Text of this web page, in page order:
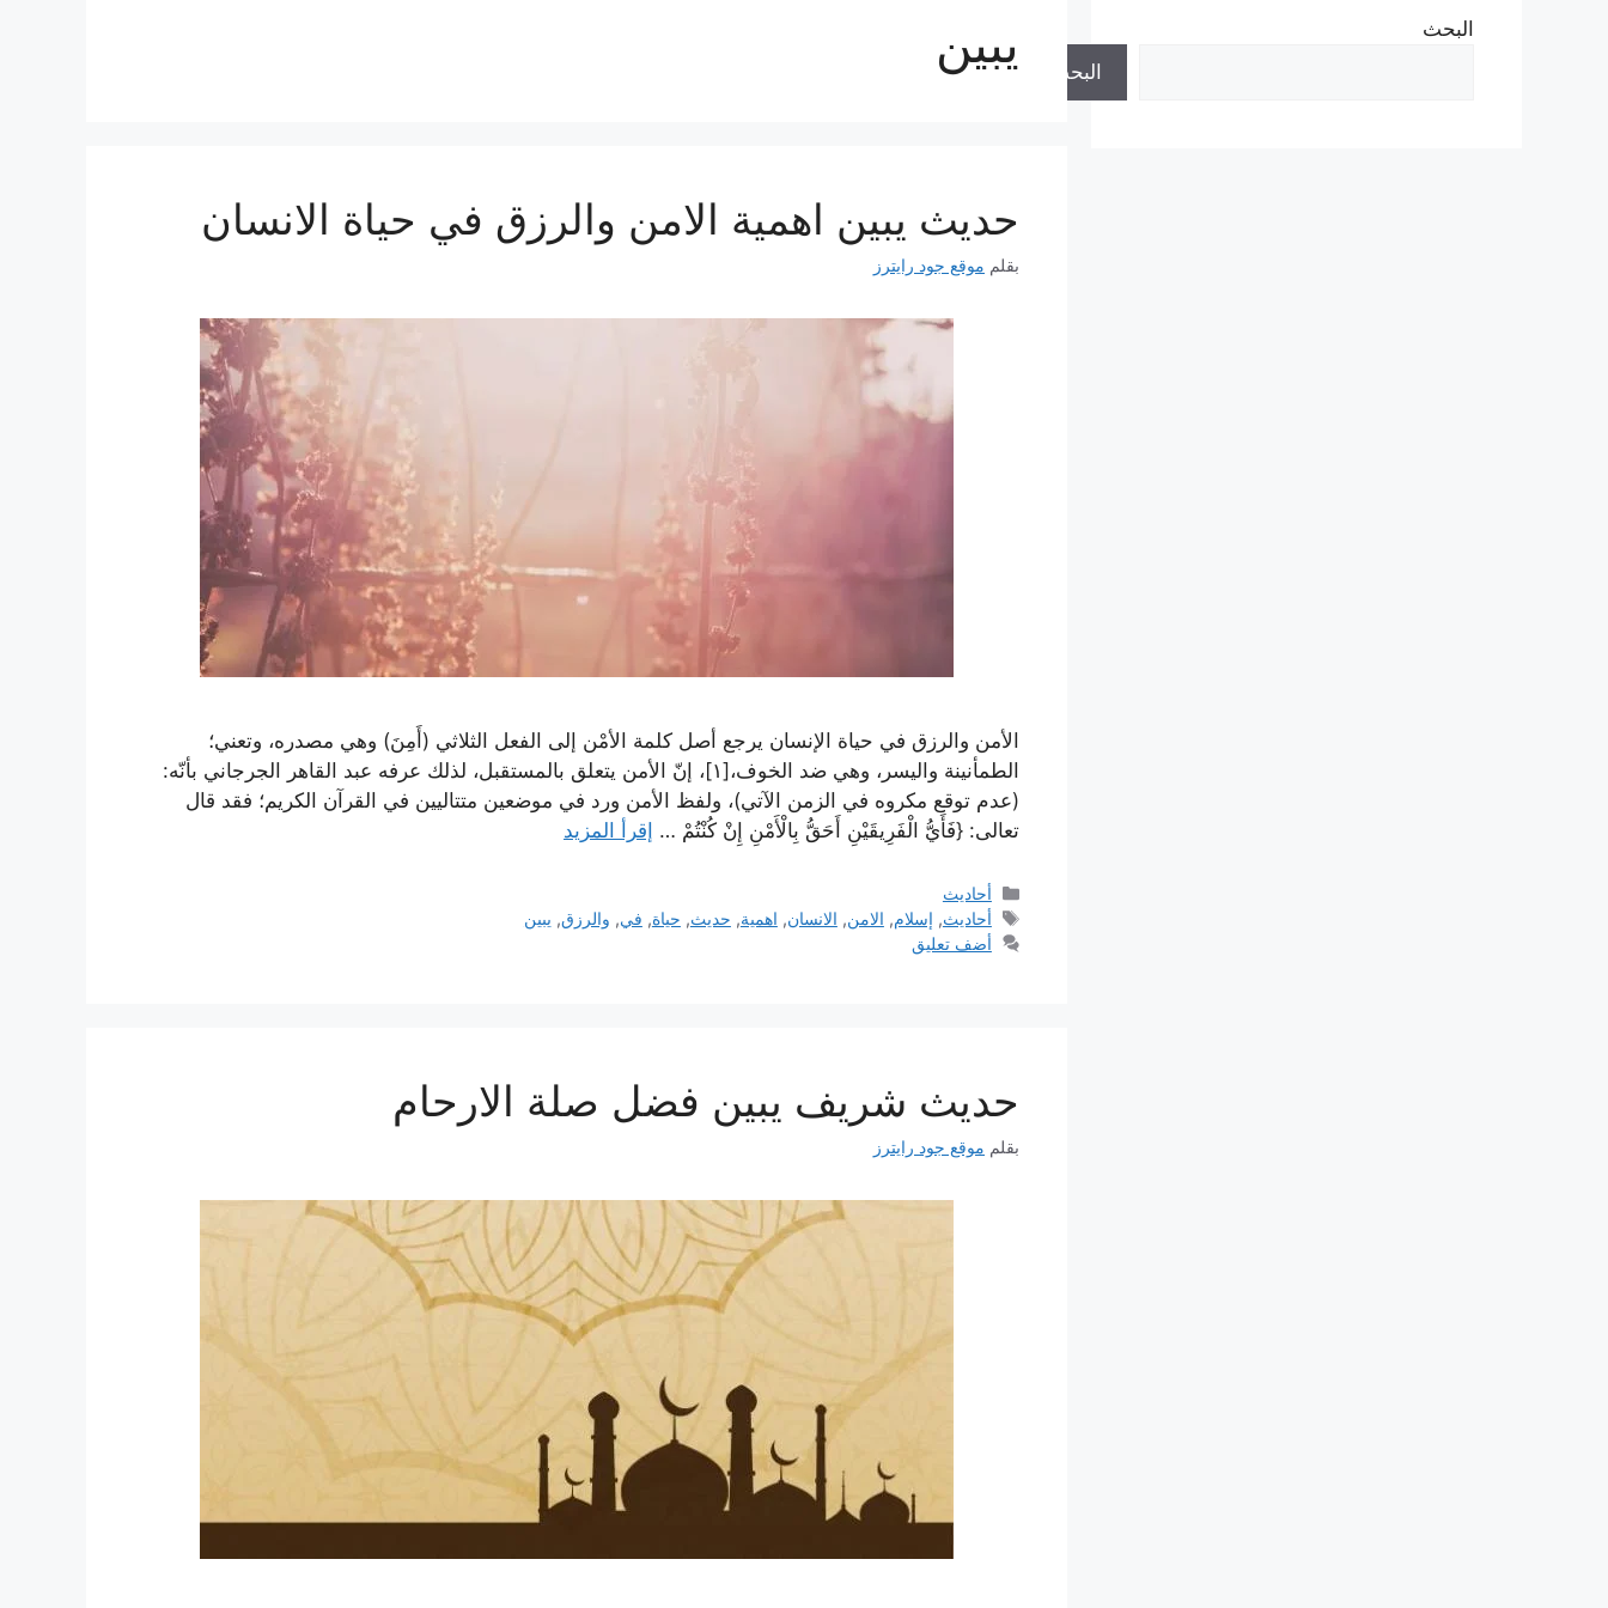
يبين
حديث يبين اهمية الامن والرزق في حياة الانسان
بقلم موقع جود رايترز
الأمن والرزق في حياة الإنسان يرجع أصل كلمة الأمْن إلى الفعل الثلاثي (أَمِنَ) وهي مصدره، وتعني؛
الطمأنينة واليسر، وهي ضد الخوف،[١]، إنّ الأمن يتعلق بالمستقبل، لذلك عرفه عبد القاهر الجرجاني بأنّه:
(عدم توقع مكروه في الزمن الآتي)، ولفظ الأمن ورد في موضعين متتاليين في القرآن الكريم؛ فقد قال
تعالى: {فَأَيُّ الْفَرِيقَيْنِ أَحَقُّ بِالْأَمْنِ إِنْ كُنْتُمْ … إقرأ المزيد
التصنيفات
أحاديث
الوسوم
أحاديث, إسلام, الامن, الانسان, اهمية, حديث, حياة, في, والرزق, يبين
أضف تعليق
حديث شريف يبين فضل صلة الارحام
بقلم موقع جود رايترز
البحث
البحث